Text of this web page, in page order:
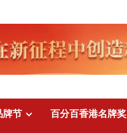
牌节 百分百香港名牌奖